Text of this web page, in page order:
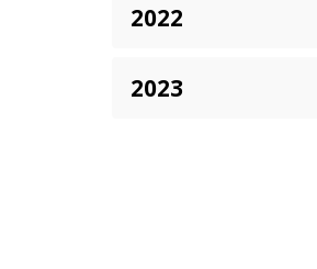
2022
2023